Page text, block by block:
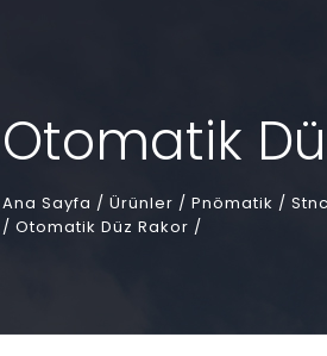
Otomatik
Ana Sayfa / Ürünler / Pnömatik /
/ Otomatik Düz Rakor /